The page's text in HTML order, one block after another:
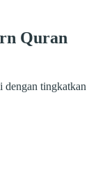
Quran
dengan tingkatkan